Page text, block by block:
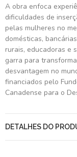
A obra enfoca
dificuldades de
pelas mulheres no
domésticas,
rurais, educadoras e
garra para
desvantagem no
financiados pelo
Canadense para o
DETALHES DO